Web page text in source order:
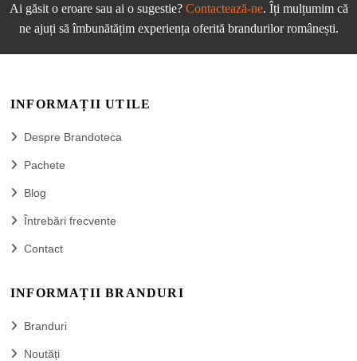
Ai găsit o eroare sau ai o sugestie? Contactează-ne. Îți mulțumim că
ne ajuți să îmbunătățim experiența oferită brandurilor românești.
INFORMAȚII UTILE
Despre Brandoteca
Pachete
Blog
Întrebări frecvente
Contact
INFORMAȚII BRANDURI
Branduri
Noutăți